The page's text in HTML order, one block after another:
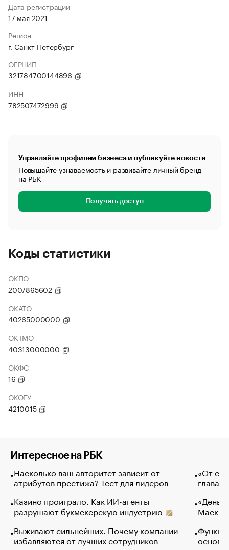
Дата регистрации
17 мая 2021
Регион
г. Санкт-Петербург
ОГРНИП
321784700144896
ИНН
782507472999
Управляйте профилем бизнеса и публикуйте новости
Повышайте узнаваемость и развивайте личный бренд
на РБК
Получить доступ
Коды статистики
ОКПО
2007865602
ОКАТО
40265000000
ОКТМО
40313000000
ОКФС
16
ОКОГУ
4210015
Интересное на РБК
Насколько ваш авторитет зависит от
атрибутов престижа? Тест для лидеров
Казино проиграло. Как ИИ-агенты
разрушают букмекерскую индустрию
Выживают сильнейших. Почему компании
избавляются от лучших сотрудников
«От
глава
Маск в
основ